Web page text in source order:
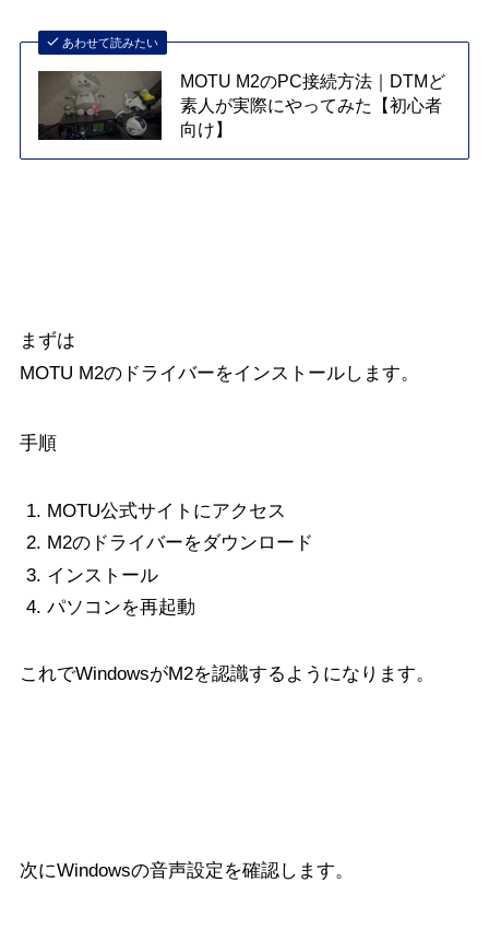
あわせて読みたい
MOTU M2のPC接続方法｜DTMど
素人が実際にやってみた【初心者
向け】
まずは
MOTU M2のドライバーをインストールします。
手順
MOTU公式サイトにアクセス
M2のドライバーをダウンロード
インストール
パソコンを再起動
これでWindowsがM2を認識するようになります。
次にWindowsの音声設定を確認します。